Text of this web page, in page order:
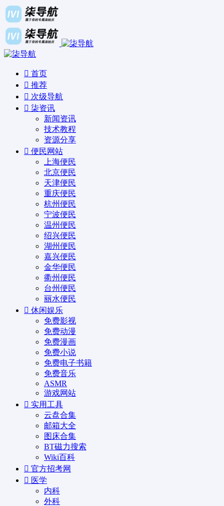
首页
推荐
次级导航
柒资讯
新闻资讯
技术教程
资源分享
便民网站
上海便民
北京便民
天津便民
重庆便民
杭州便民
宁波便民
温州便民
绍兴便民
湖州便民
嘉兴便民
金华便民
衢州便民
台州便民
丽水便民
休闲娱乐
免费影视
免费动漫
免费漫画
免费小说
免费电子书籍
免费音乐
ASMR
游戏网站
实用工具
云盘合集
邮箱大全
图床合集
BT磁力搜索
Wiki百科
官方招考网
医学
内科
外科